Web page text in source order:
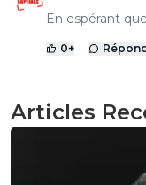
En espérant
0+
Articles